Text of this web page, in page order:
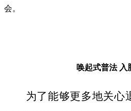
会。
唤起式普法 入
为了能够更多地关心